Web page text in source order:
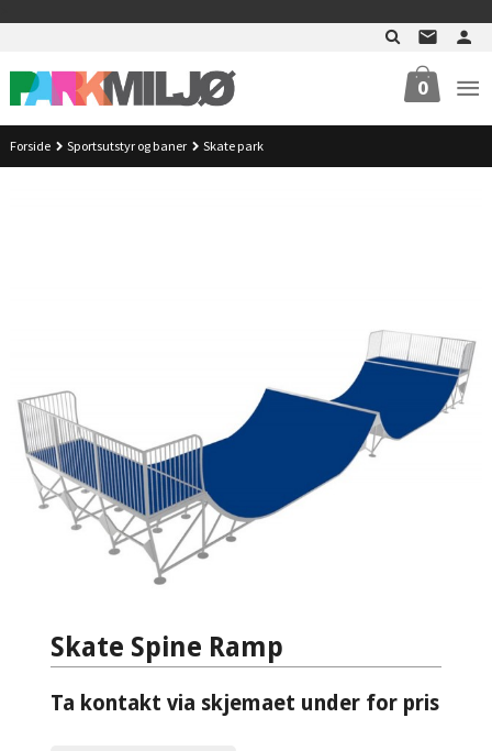
0
Forside Sportsutstyr og baner Skate park
Skate Spine Ramp
Ta kontakt via skjemaet under for pris